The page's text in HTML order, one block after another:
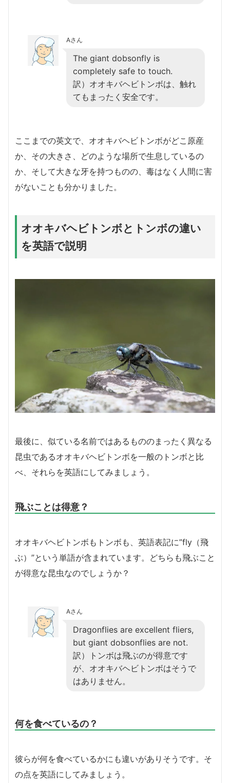
Aさん
The giant dobsonfly is
completely safe to touch.
訳）オオキバヘビトンボは、触れ
てもまったく安全です。
ここまでの英文で、オオキバヘビトンボがどこ原産
か、その大きさ、どのような場所で生息しているの
か、そして大きな牙を持つものの、毒はなく人間に害
がないことも分かりました。
オオキバヘビトンボとトンボの違い
を英語で説明
最後に、似ている名前ではあるもののまったく異なる
昆虫であるオオキバヘビトンボを一般のトンボと比
べ、それらを英語にしてみましょう。
飛ぶことは得意？
オオキバヘビトンボもトンボも、英語表記に”fly（飛
ぶ）”という単語が含まれています。どちらも飛ぶこと
が得意な昆虫なのでしょうか？
Aさん
Dragonflies are excellent fliers,
but giant dobsonflies are not.
訳）トンボは飛ぶのが得意です
が、オオキバヘビトンボはそうで
はありません。
何を食べているの？
彼らが何を食べているかにも違いがありそうです。そ
の点を英語にしてみましょう。